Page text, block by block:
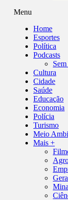
Menu
Home
Esportes
Política
Podcasts
Cultura
Cidade
Saúde
Educação
Economia
Polícia
Turismo
Meio
Mais +